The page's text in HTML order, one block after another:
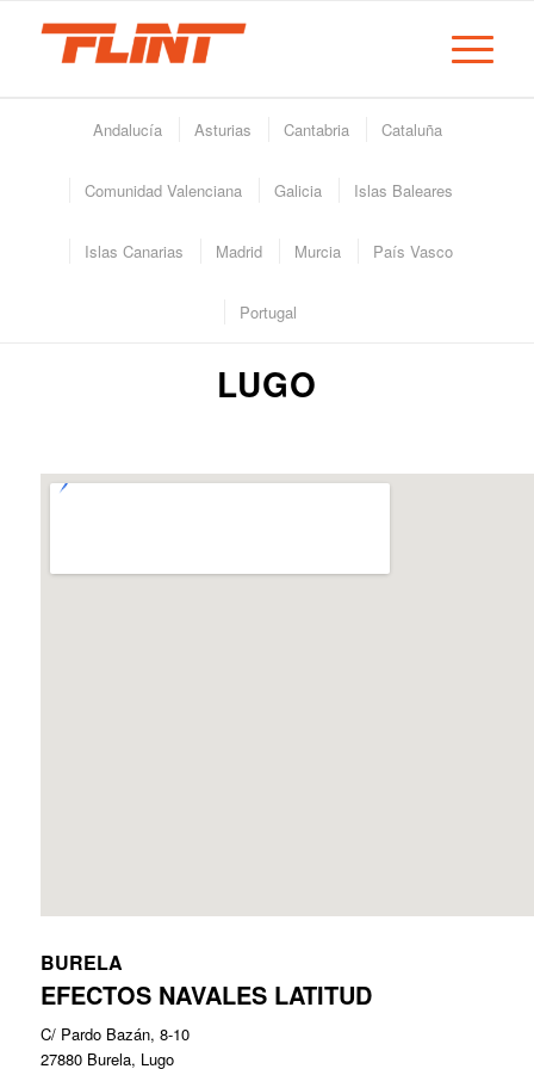
Andalucía Asturias Cantabria Cataluña
Comunidad Valenciana Galicia Islas Baleares
Islas Canarias Madrid Murcia País Vasco
Portugal
LUGO
BURELA
EFECTOS NAVALES LATITUD
C/ Pardo Bazán, 8-10
27880 Burela, Lugo